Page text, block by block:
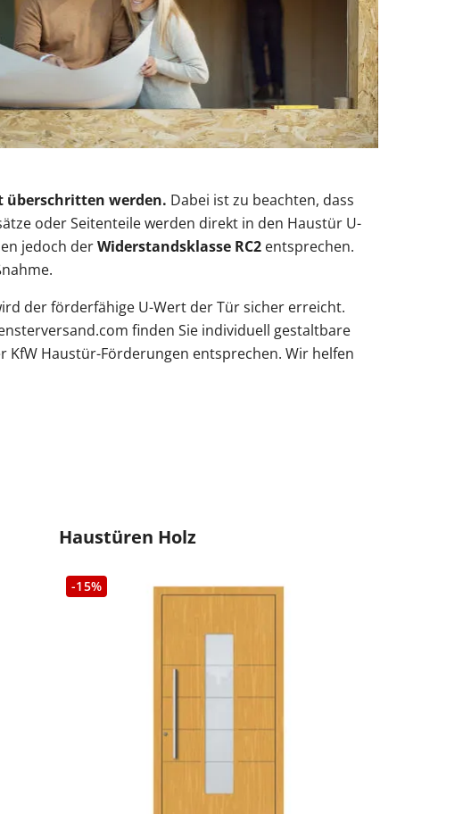
überschritten werden. Dabei ist zu beachten, dass
oder Seitenteile werden direkt in den Haustür U-
jedoch derWiderstandsklasse RC2 entsprechen.
der förderfähige U-Wert der Tür sicher erreicht.
finden Sie individuell gestaltbare
KfW Haustür-Förderungen entsprechen. Wir helfen
Haustüren Holz
-15%